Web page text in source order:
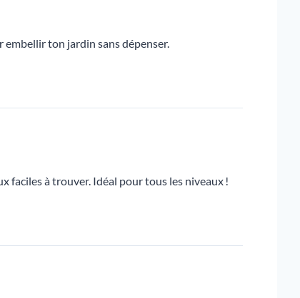
embellir ton jardin sans dépenser.
faciles à trouver. Idéal pour tous les niveaux !